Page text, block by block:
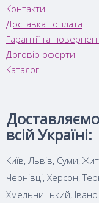
Контакти
Доставка і оплата
Гарантії та
Договір оферти
Каталог
всій Україні:
Київ, Львів, Суми,
Чернівці, Херсон,
Хмельницький,